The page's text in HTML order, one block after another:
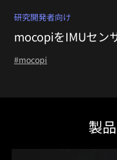
研究開発者向け
mocopiをIMUセン
#mocopi
製